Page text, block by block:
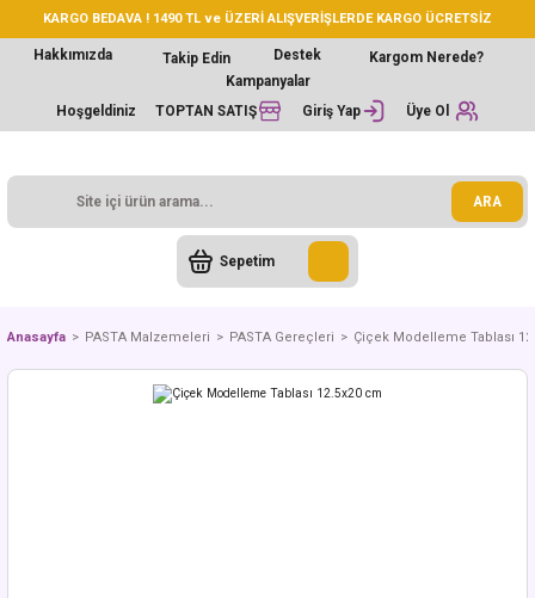
KARGO BEDAVA ! 1490 TL ve ÜZERİ ALIŞVERİŞLERDE KARGO ÜCRETSİZ
Hakkımızda Takip Edin Destek
Kargom Nerede?
Kampanyalar
Hoşgeldiniz
TOPTAN SATIŞ Giriş Yap Üye Ol
ARA
Sepetim
Anasayfa PASTA Malzemeleri PASTA Gereçleri Çiçek Modelleme Tablası